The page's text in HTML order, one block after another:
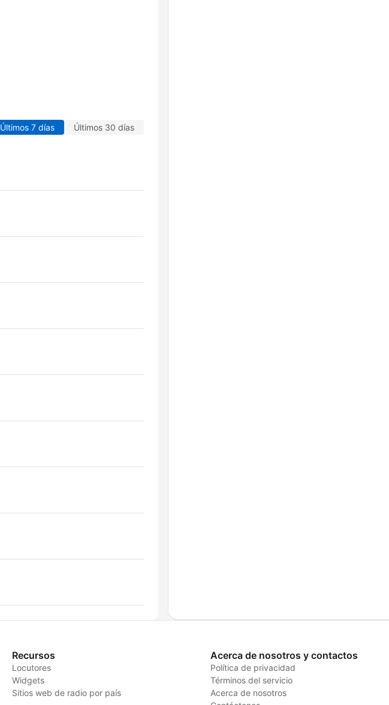
Últimos 7 días Últimos 30 días
Recursos
Locutores
Widgets
Sitios web de radio por país
Acerca de nosotros y contactos
Política de privacidad
Términos del servicio
Acerca de nosotros